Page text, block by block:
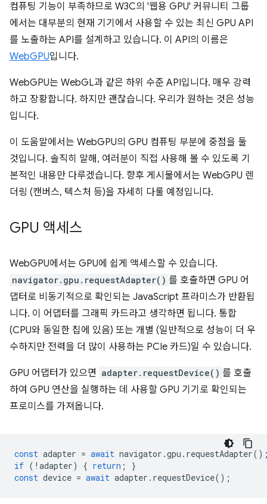
컴퓨팅 기능이 부족하므로 W3C의 '웹용 GPU' 커뮤니티 그룹
에서는 대부분의 현재 기기에서 사용할 수 있는 최신 GPU API
를 노출하는 API를 설계하고 있습니다. 이 API의 이름은
WebGPU입니다.
WebGPU는 WebGL과 같은 하위 수준 API입니다. 매우 강력
하고 장황합니다. 하지만 괜찮습니다. 우리가 원하는 것은 성능
입니다.
이 도움말에서는 WebGPU의 GPU 컴퓨팅 부분에 중점을 둘
것입니다. 솔직히 말해, 여러분이 직접 사용해 볼 수 있도록 기
본적인 내용만 다루겠습니다. 향후 게시물에서는 WebGPU 렌
더링 (캔버스, 텍스처 등)을 자세히 다룰 예정입니다.
GPU 액세스
WebGPU에서는 GPU에 쉽게 액세스할 수 있습니다.
navigator.gpu.requestAdapter() 를 호출하면 GPU 어
댑터로 비동기적으로 확인되는 JavaScript 프라미스가 반환됩
니다. 이 어댑터를 그래픽 카드라고 생각하면 됩니다. 통합
(CPU와 동일한 칩에 있음) 또는 개별 (일반적으로 성능이 더 우
수하지만 전력을 더 많이 사용하는 PCIe 카드)일 수 있습니다.
GPU 어댑터가 있으면 adapter.requestDevice() 를 호출
하여 GPU 연산을 실행하는 데 사용할 GPU 기기로 확인되는
프로미스를 가져옵니다.
const adapter = await navigator .gpu . requestAdapter
if ( ! adapter) { return ;
}
const device = await adapter . requestDevice();